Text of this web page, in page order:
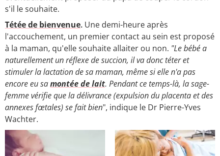
s'il le souhaite.
Tétée de bienvenue. Une demi-heure après
l'accouchement, un premier contact au sein est proposé
à la maman, qu'elle souhaite allaiter ou non. "Le bébé a
naturellement un réflexe de succion, il va donc téter et
stimuler la lactation de sa maman, même si elle n'a pas
encore eu samontée de lait. Pendant ce temps-là, la sage-
femme vérifie que la délivrance (expulsion du placenta et des
annexes fœtales) se fait bien", indique le Dr Pierre-Yves
Wachter.